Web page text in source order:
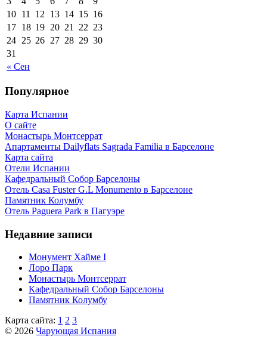
« Сен
10 11 12 13 14 15 16
17 18 19 20 21 22 23
24 25 26 27 28 29 30
31
Популярное
Карта Испании
О сайте
Монастырь Монтсеррат
Апартаменты Dailyflats Sagrada Familia в Барселоне
Карта сайта
Отели Испании
Кафeдрaльный Собор Барселоны
Отель Casa Fuster G.L Monumento в Барселоне
Пaмятник Колумбу
Отель Paguera Park в Пагуэре
Недавние записи
Монумент Хайме I
Лоро Парк
Монастырь Монтсеррат
Кафeдрaльный Собор Барселоны
Пaмятник Колумбу
Карта сайта: 1 2 3
© 2026 Чарующая Испания